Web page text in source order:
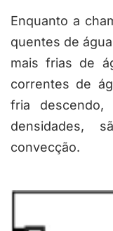
Enquanto a
quentes de
mais frias de
correntes de
fria descendo,
densidades,
convecção.